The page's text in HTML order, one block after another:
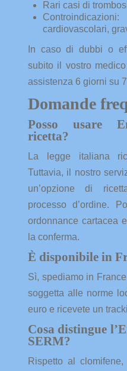
Rari casi di
cardiovascolari,
In caso di dubbi o
subito il vostro
assistenza 6 giorni su
Domande
Posso usare
ricetta?
La legge italiana
Tuttavia, il nostro
un’opzione di
processo d’ordine.
ordonnance cartacea
la conferma.
È disponibile in
Sì, spediamo in
soggetta alle norme
euro e ricevete un
Cosa distingue
SERM?
Rispetto al clomifene,